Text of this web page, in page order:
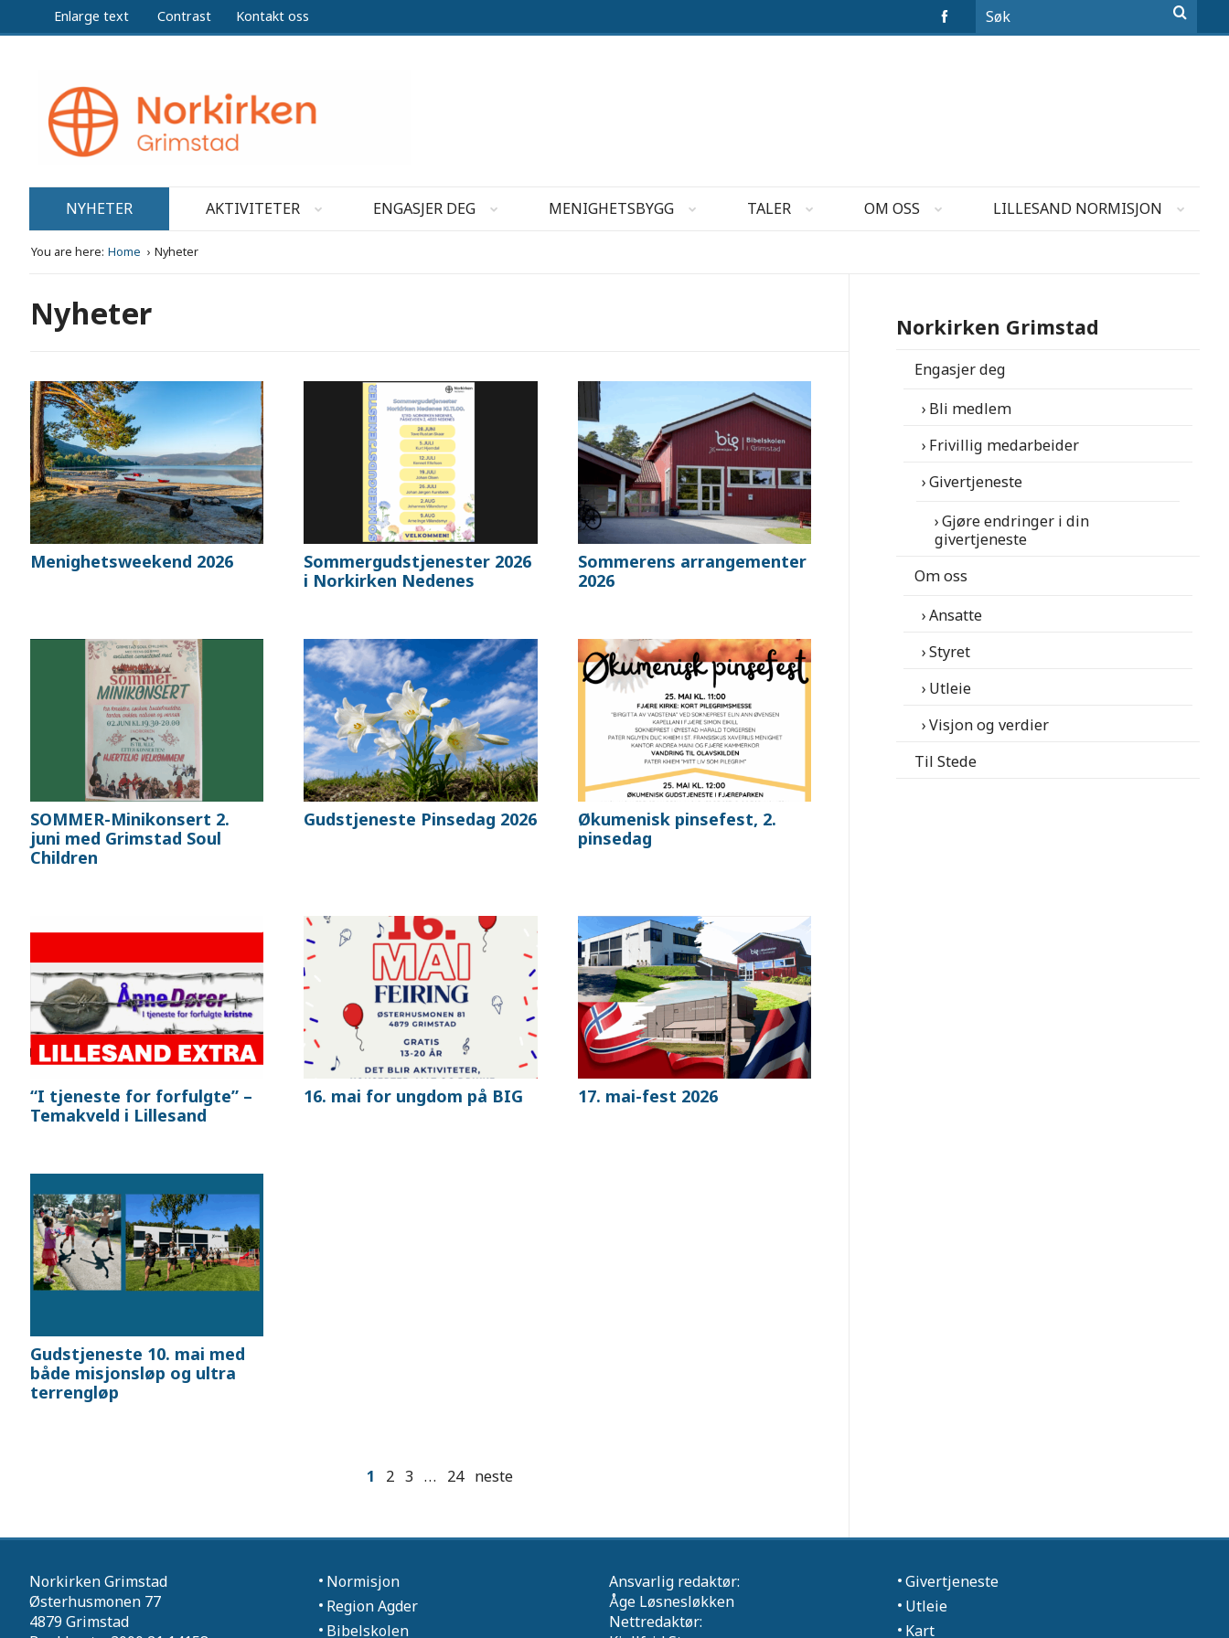
Enlarge text Contrast Kontakt oss
NYHETER AKTIVITETER ENGASJER DEG MENIGHETSBYGG TALER OM OSS LILLESAND NORMISJON
You are here: Home Nyheter
Nyheter
Menighetsweekend 2026
Sommergudstjenester 2026
i Norkirken Nedenes
Sommerens arrangementer
2026
SOMMER-Minikonsert 2.
juni med Grimstad Soul
Children
Gudstjeneste Pinsedag 2026
Økumenisk pinsefest, 2.
pinsedag
“I tjeneste for forfulgte” –
Temakveld i Lillesand
16. mai for ungdom på BIG 17. mai-fest 2026
Gudstjeneste 10. mai med
både misjonsløp og ultra
terrengløp
1 2 3 … 24 neste
Norkirken Grimstad
Engasjer deg
Bli medlem
Frivillig medarbeider
Givertjeneste
Gjøre endringer i din
givertjeneste
Om oss
Ansatte
Styret
Utleie
Visjon og verdier
Til Stede
Norkirken Grimstad
Østerhusmonen 77
4879 Grimstad
Normisjon
Region Agder
Bibelskolen
Ansvarlig redaktør:
Åge Løsnesløkken
Nettredaktør:
Givertjeneste
Utleie
Kart